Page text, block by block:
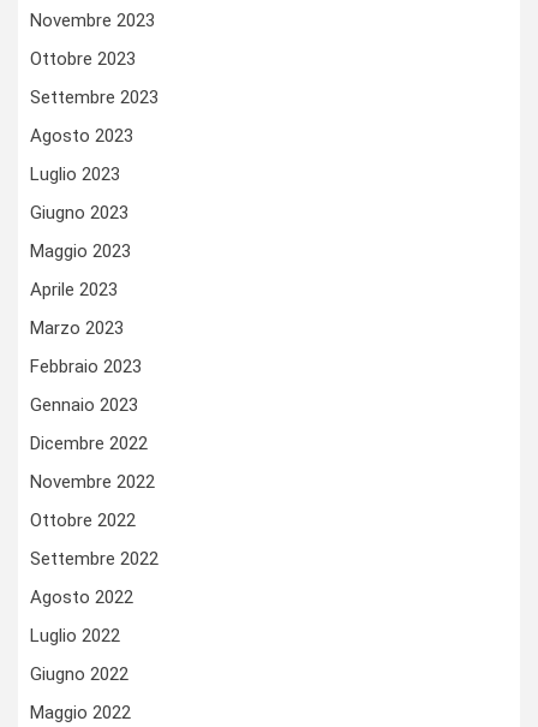
Novembre 2023
Ottobre 2023
Settembre 2023
Agosto 2023
Luglio 2023
Giugno 2023
Maggio 2023
Aprile 2023
Marzo 2023
Febbraio 2023
Gennaio 2023
Dicembre 2022
Novembre 2022
Ottobre 2022
Settembre 2022
Agosto 2022
Luglio 2022
Giugno 2022
Maggio 2022